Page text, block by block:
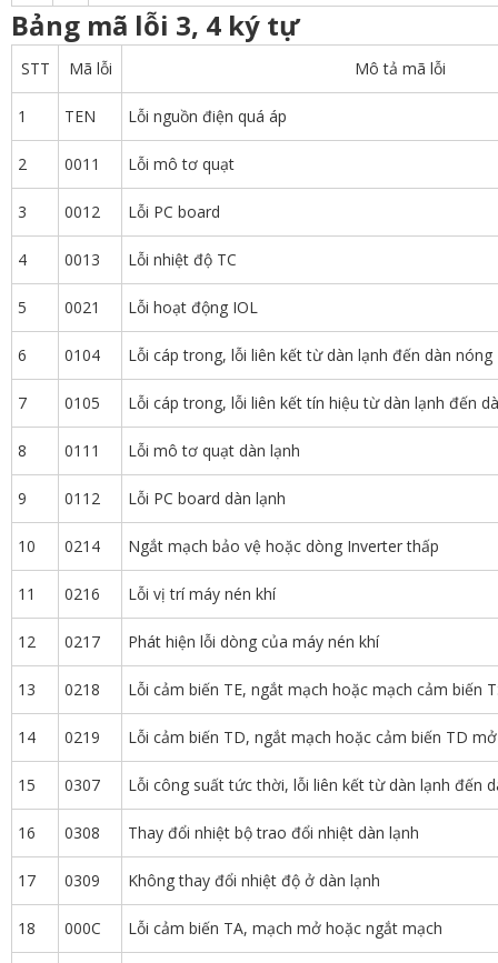
Bảng mã lỗi 3, 4 ký tự
STT Mã lỗi Mô tả mã lỗi
1 TEN Lỗi nguồn điện quá áp
2 0011 Lỗi mô tơ quạt
3 0012 Lỗi PC board
4 0013 Lỗi nhiệt độ TC
5 0021 Lỗi hoạt động IOL
6 0104 Lỗi cáp trong, lỗi liên kết từ dàn lạnh đến dàn nóng
7 0105 Lỗi cáp trong, lỗi liên kết tín hiệu từ dàn lạnh đến
8 0111 Lỗi mô tơ quạt dàn lạnh
9 0112 Lỗi PC board dàn lạnh
10 0214 Ngắt mạch bảo vệ hoặc dòng Inverter thấp
11 0216 Lỗi vị trí máy nén khí
12 0217 Phát hiện lỗi dòng của máy nén khí
13 0218 Lỗi cảm biến TE, ngắt mạch hoặc mạch cảm biến
14 0219 Lỗi cảm biến TD, ngắt mạch hoặc cảm biến TD mở
15 0307 Lỗi công suất tức thời, lỗi liên kết từ dàn lạnh đến
16 0308 Thay đổi nhiệt bộ trao đổi nhiệt dàn lạnh
17 0309 Không thay đổi nhiệt độ ở dàn lạnh
18 000C Lỗi cảm biến TA, mạch mở hoặc ngắt mạch